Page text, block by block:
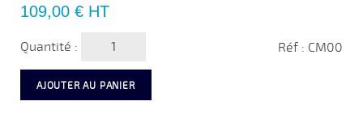
Prix
109,00 € HT
Quantité : Réf : CM00
AJOUTER AU PANIER